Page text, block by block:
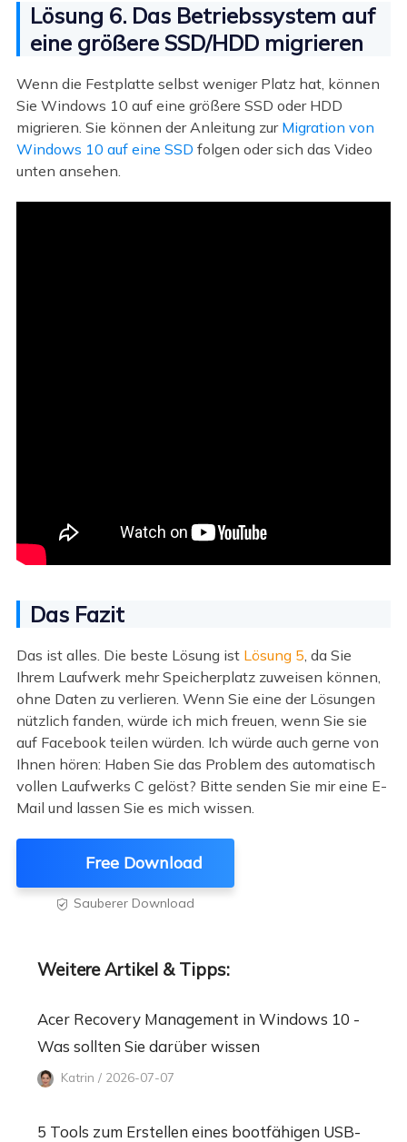
Lösung 6. Das Betriebssystem auf
eine größere SSD/HDD migrieren
Wenn die Festplatte selbst weniger Platz hat, können
Sie Windows 10 auf eine größere SSD oder HDD
migrieren. Sie können der Anleitung zur Migration von
Windows 10 auf eine SSD folgen oder sich das Video
unten ansehen.
Das Fazit
Das ist alles. Die beste Lösung ist Lösung 5 , da Sie
Ihrem Laufwerk mehr Speicherplatz zuweisen können,
ohne Daten zu verlieren. Wenn Sie eine der Lösungen
nützlich fanden, würde ich mich freuen, wenn Sie sie
auf Facebook teilen würden. Ich würde auch gerne von
Ihnen hören: Haben Sie das Problem des automatisch
vollen Laufwerks C gelöst? Bitte senden Sie mir eine E-
Mail und lassen Sie es mich wissen.
Free Download
 Sauberer Download
Weitere Artikel & Tipps:
Acer Recovery Management in Windows 10 -
Was sollten Sie darüber wissen
Katrin / 2026-07-07
5 Tools zum Erstellen eines bootfähigen USB-